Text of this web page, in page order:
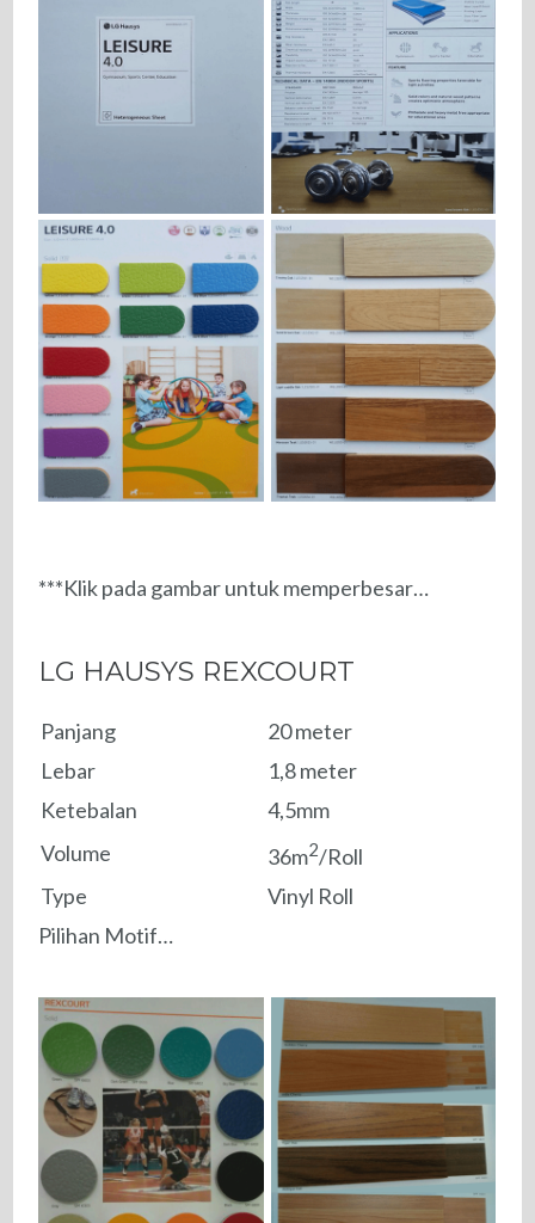
***Klik pada gambar untuk memperbesar…
LG HAUSYS REXCOURT
Panjang
20 meter
Lebar
1,8 meter
Ketebalan
4,5mm
Volume
36m2/Roll
Type
Vinyl Roll
Pilihan Motif…